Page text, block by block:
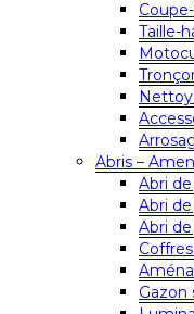
Taille-
Abris –
Abri
Abri
Abri